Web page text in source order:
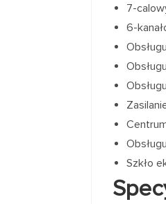
7-
6-
Szkło